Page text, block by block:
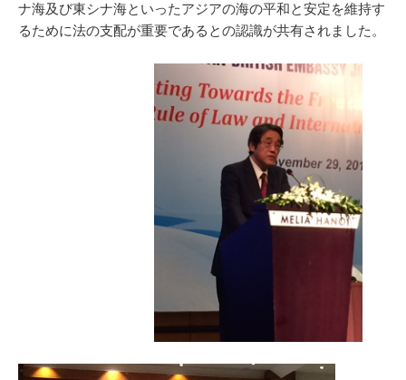
ナ海及び東シナ海といったアジアの海の平和と安定を維持す
るために法の支配が重要であるとの認識が共有されました。